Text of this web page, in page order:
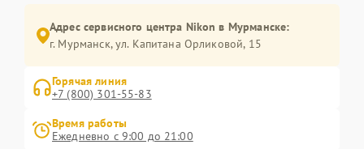
Адрес сервисного центра Nikon в Мурманске:
г. Мурманск, ул. Капитана Орликовой, 15
Горячая линия
+7 (800) 301-55-83
Время работы
Ежедневно с 9:00 до 21:00